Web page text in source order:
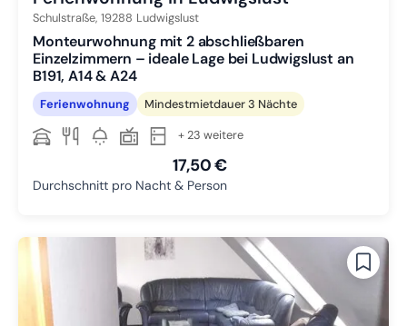
Schulstraße, 19288 Ludwigslust
Monteurwohnung mit 2 abschließbaren
Einzelzimmern – ideale Lage bei Ludwigslust an
B191, A14 & A24
Ferienwohnung Mindestmietdauer 3 Nächte
+ 23 weitere
17,50 €
Durchschnitt pro Nacht & Person